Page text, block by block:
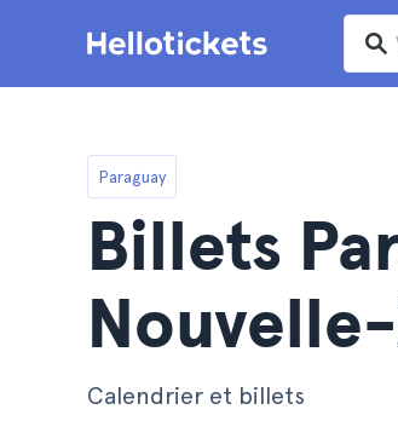
Paraguay
Billets
Calendrier et billets